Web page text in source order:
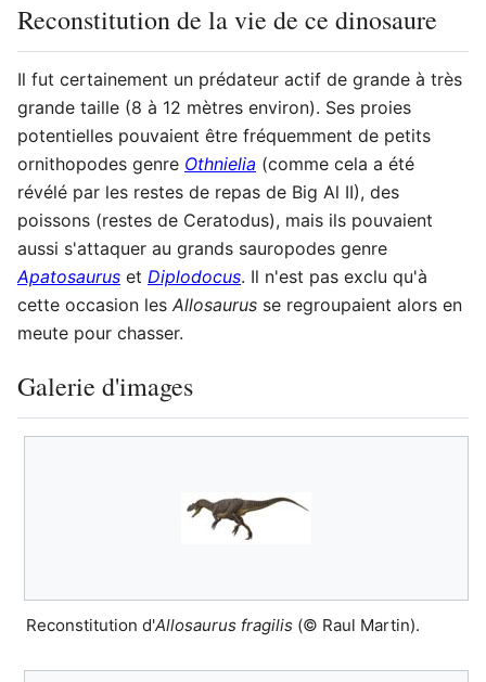
Reconstitution de la vie de ce dinosaure
Il fut certainement un prédateur actif de grande à très
grande taille (8 à 12 mètres environ). Ses proies
potentielles pouvaient être fréquemment de petits
ornithopodes genre Othnielia (comme cela a été
révélé par les restes de repas de Big Al II), des
poissons (restes de Ceratodus), mais ils pouvaient
aussi s'attaquer au grands sauropodes genre
Apatosaurus et Diplodocus. Il n'est pas exclu qu'à
cette occasion les Allosaurus se regroupaient alors en
meute pour chasser.
Galerie d'images
Reconstitution d'Allosaurus fragilis (© Raul Martin).